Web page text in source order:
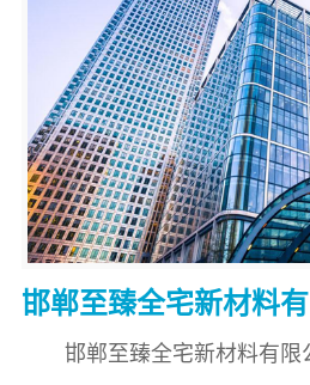
邯郸至臻全宅新材料
邯郸至臻全宅新材料有限